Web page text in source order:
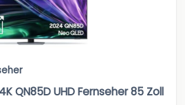
QN85D UHD Fernseher 85 Zoll